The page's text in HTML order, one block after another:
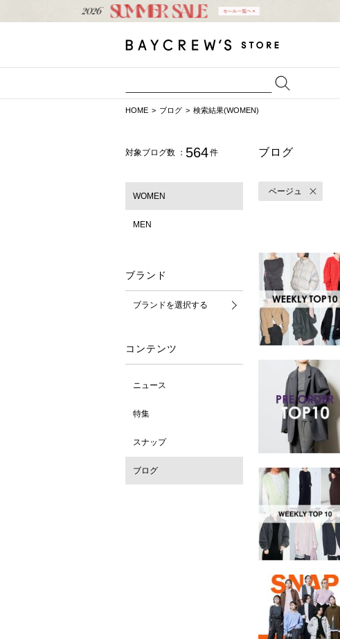
HOME ブログ 検索結果(WOMEN)
対象ブログ数 ： 564件
WOMEN
MEN
ブランド
ブランドを選択する
コンテンツ
ニュース
特集
スナップ
ブログ
ブログ
ベージュ